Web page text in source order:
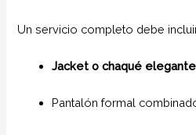
Un servicio completo debe
Jacket o chaqué elegante
Pantalón formal